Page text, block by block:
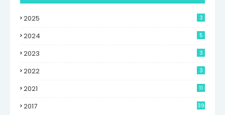
2025 3
2024 5
2023 3
2022 3
2021 11
2017 39